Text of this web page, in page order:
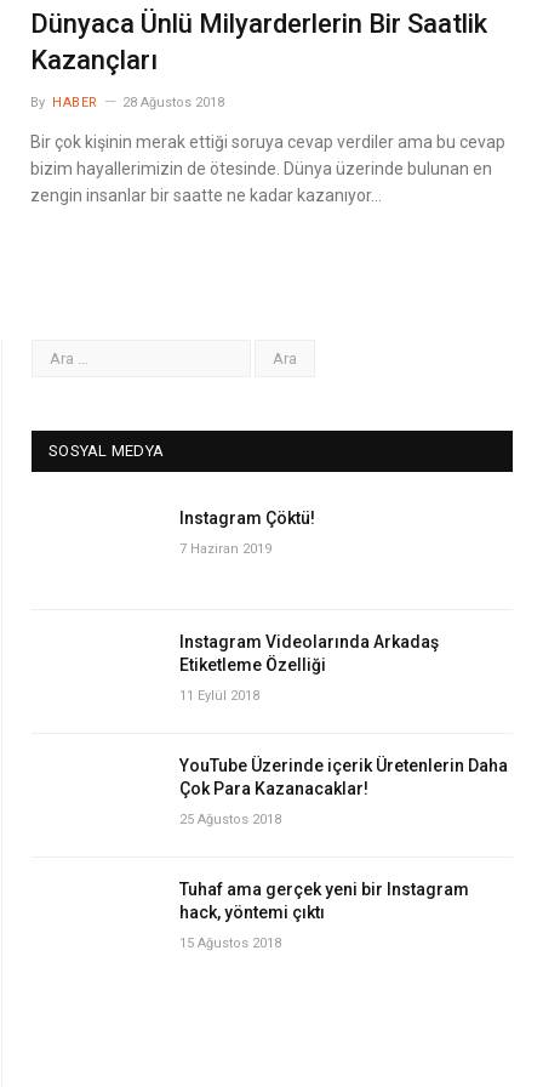
Dünyaca Ünlü Milyarderlerin Bir Saatlik
Kazançları
By HABER 28 Ağustos 2018
Bir çok kişinin merak ettiği soruya cevap verdiler ama bu cevap
bizim hayallerimizin de ötesinde. Dünya üzerinde bulunan en
zengin insanlar bir saatte ne kadar kazanıyor…
SOSYAL MEDYA
Instagram Çöktü!
7 Haziran 2019
Instagram Videolarında Arkadaş
Etiketleme Özelliği
11 Eylül 2018
YouTube Üzerinde içerik Üretenlerin Daha
Çok Para Kazanacaklar!
25 Ağustos 2018
Tuhaf ama gerçek yeni bir Instagram
hack, yöntemi çıktı
15 Ağustos 2018